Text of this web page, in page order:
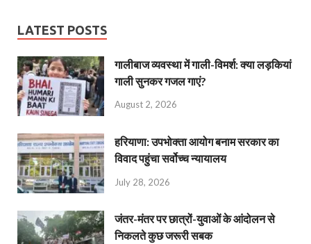
LATEST POSTS
गालीबाज व्‍यवस्‍था में गाली-विमर्श: क्या लड़कियां
गाली सुनकर गजल गाएं?
August 2, 2026
हरियाणा: उपभोक्ता आयोग बनाम सरकार का
विवाद पहुंचा सर्वोच्च न्यायालय
July 28, 2026
जंतर-मंतर पर छात्रों-युवाओं के आंदोलन से
निकलते कुछ जरूरी सबक